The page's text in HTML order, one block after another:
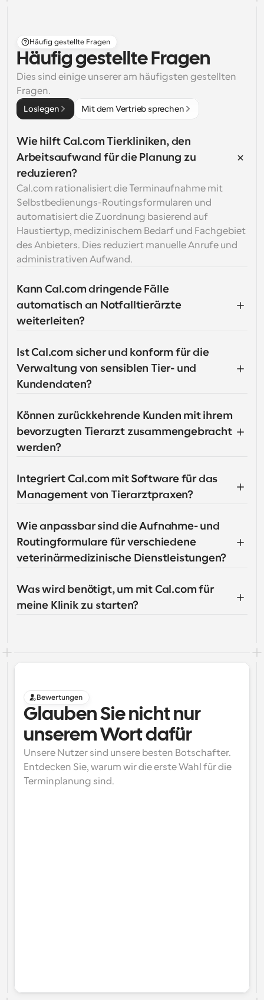
Häufig gestellte Fragen
Häufig gestellte Fragen
Dies sind einige unserer am häufigsten gestellten
Fragen.
Loslegen Mit dem Vertrieb sprechen
Wie hilft Cal.com Tierkliniken, den
Arbeitsaufwand für die Planung zu
reduzieren?
Cal.com rationalisiert die Terminaufnahme mit
Selbstbedienungs-Routingsformularen und
automatisiert die Zuordnung basierend auf
Haustiertyp, medizinischem Bedarf und Fachgebiet
des Anbieters. Dies reduziert manuelle Anrufe und
administrativen Aufwand.
Kann Cal.com dringende Fälle
automatisch an Notfalltierärzte
weiterleiten?
Ist Cal.com sicher und konform für die
Verwaltung von sensiblen Tier- und
Kundendaten?
Können zurückkehrende Kunden mit ihrem
bevorzugten Tierarzt zusammengebracht
werden?
Integriert Cal.com mit Software für das
Management von Tierarztpraxen?
Wie anpassbar sind die Aufnahme- und
Routingformulare für verschiedene
veterinärmedizinische Dienstleistungen?
Was wird benötigt, um mit Cal.com für
meine Klinik zu starten?
Bewertungen
Glauben Sie nicht nur
unserem Wort dafür
Unsere Nutzer sind unsere besten Botschafter.
Entdecken Sie, warum wir die erste Wahl für die
Terminplanung sind.